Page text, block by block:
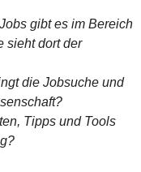
gibt es im Bereich
sieht dort der
die Jobsuche und
Tipps und Tools